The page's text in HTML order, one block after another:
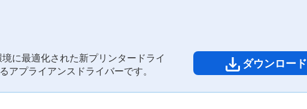
ダウンロード
に最適化された新プリンタードライ
プライアンスドライバーです。